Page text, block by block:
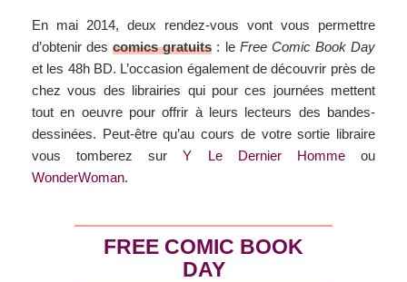
En mai 2014, deux rendez-vous vont vous permettre
d’obtenir descomics gratuits : le Free Comic Book Day
et les 48h BD. L’occasion également de découvrir près de
chez vous des librairies qui pour ces journées mettent
tout en oeuvre pour offrir à leurs lecteurs des bandes-
dessinées. Peut-être qu’au cours de votre sortie libraire
vous tomberez surY Le Dernier Hommeou
WonderWoman.
FREE COMIC BOOK
DAY